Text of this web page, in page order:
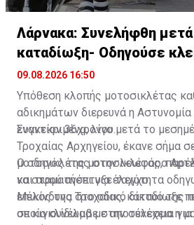
Λάρνακα: Συνελήφθη
καταδίωξη- Οδηγούσε
μοτοσικλέτα
09.08.2026 16:50
Υπόθεση κλοπής μοτοσικλέτας
αδικημάτων διερευνά η
εναντίον 36χρονου.
Συγκεκριμένα, λίγο μετά το
Τροχαίας Αρχηγείου, έκανε σήμα
μοτοσικλέτας στην λεωφόρο
να σταματήσει για έλεγχο.
Ο οδηγός της μοτοσικλέτας,
και αφού ανέπτυξε ταχύτητα
επικίνδυνα στο οδικό δίκτυο της
σε κιγκλίδωμα με αποτέλεσμα η
Μέλος της Τροχαίας, καταδίωξε
οποίο συνέλαβε στην συνέχεια